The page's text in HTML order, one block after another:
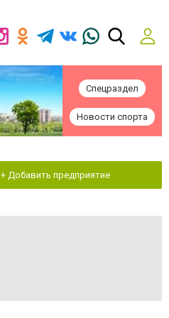
Спецраздел
Новости спорта
+ Добавить предприятие